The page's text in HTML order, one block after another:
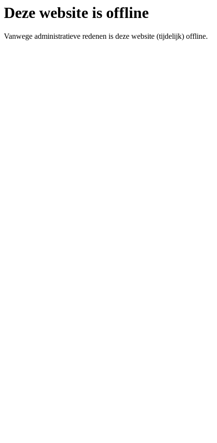
Deze website is offline
Vanwege administratieve redenen is deze website (tijdelijk) offline.